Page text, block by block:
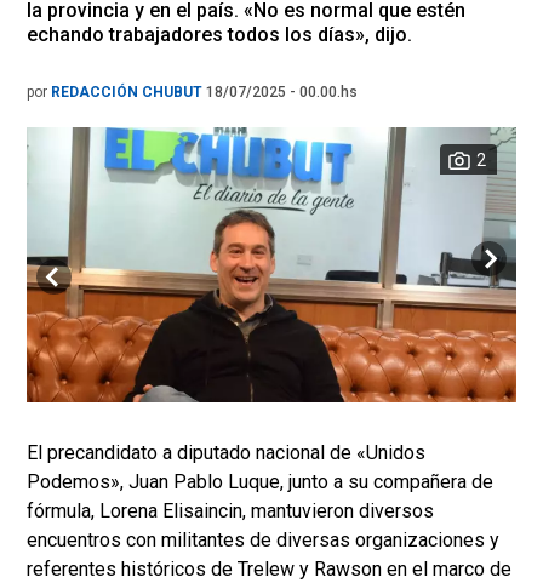
la provincia y en el país. «No es normal que estén
echando trabajadores todos los días», dijo.
por REDACCIÓN CHUBUT 18/07/2025 - 00.00.hs
2
El precandidato a diputado nacional de «Unidos
Podemos», Juan Pablo Luque, junto a su compañera de
fórmula, Lorena Elisaincin, mantuvieron diversos
encuentros con militantes de diversas organizaciones y
referentes históricos de Trelew y Rawson en el marco de